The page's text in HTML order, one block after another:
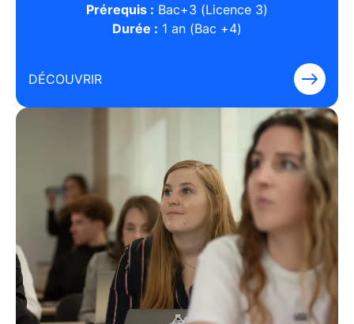
Prérequis : Bac+3 (Licence 3)
Durée : 1 an (Bac +4)
DÉCOUVRIR